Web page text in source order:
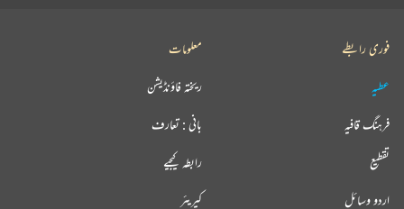
فوری رابطے
عطیہ
فرہنگ قافیہ
تقطیع
اردو وسائل
معلومات
ریختہ فاؤنڈیشن
بانی : تعارف
رابطہ کیجیے
کیریئر